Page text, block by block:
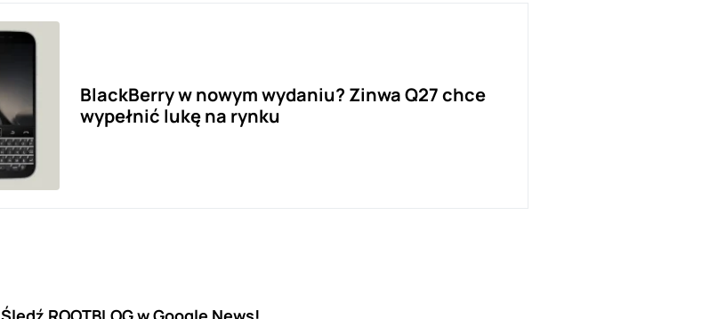
BlackBerry w nowym wydaniu? Zinwa Q27 chce
wypełnić lukę na rynku